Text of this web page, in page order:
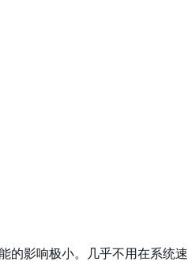
的影响极小。几乎不用在系统速